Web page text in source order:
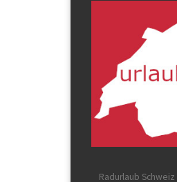
Radurlaub Schweiz